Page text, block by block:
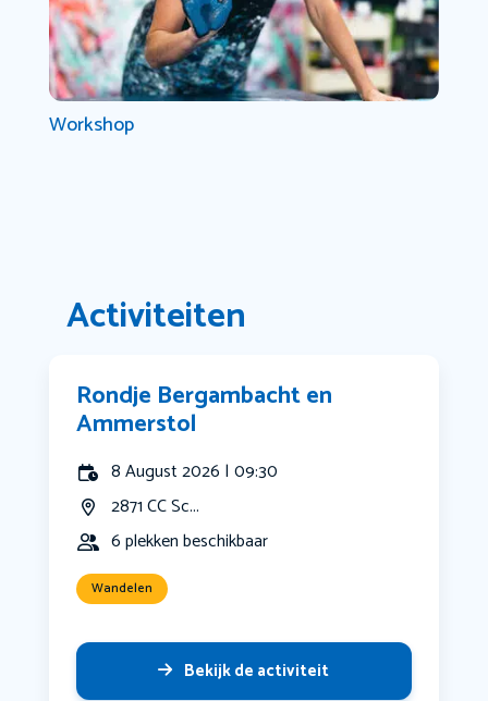
Workshop
Activiteiten
Rondje Bergambacht en
Ammerstol
8 August 2026 | 09:30
2871 CC Sc...
6 plekken beschikbaar
Wandelen
Bekijk de activiteit